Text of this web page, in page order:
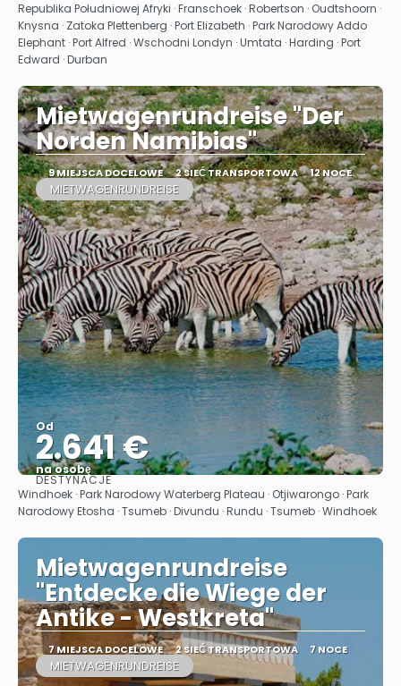
Republika Południowej Afryki · Franschoek · Robertson · Oudtshoorn ·
Knysna · Zatoka Plettenberg · Port Elizabeth · Park Narodowy Addo
Elephant · Port Alfred · Wschodni Londyn · Umtata · Harding · Port
Edward · Durban
Mietwagenrundreise "Der
Norden Namibias"
9 MIEJSCA DOCELOWE 2 SIEĆ TRANSPORTOWA 12 NOCE
MIETWAGENRUNDREISE
Od
2.641 €
na osobę
Zobacz
DESTYNACJE
Windhoek · Park Narodowy Waterberg Plateau · Otjiwarongo · Park
Narodowy Etosha · Tsumeb · Divundu · Rundu · Tsumeb · Windhoek
Mietwagenrundreise
"Entdecke die Wiege der
Antike - Westkreta"
7 MIEJSCA DOCELOWE 2 SIEĆ TRANSPORTOWA 7 NOCE
MIETWAGENRUNDREISE